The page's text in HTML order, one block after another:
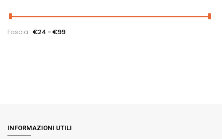
Fascia : €24 - €99
INFORMAZIONI UTILI